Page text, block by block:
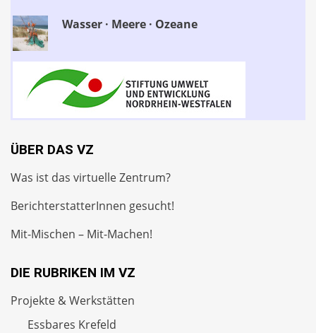
Wasser · Meere · Ozeane
ÜBER DAS VZ
Was ist das virtuelle Zentrum?
BerichterstatterInnen gesucht!
Mit-Mischen – Mit-Machen!
DIE RUBRIKEN IM VZ
Projekte & Werkstätten
Essbares Krefeld